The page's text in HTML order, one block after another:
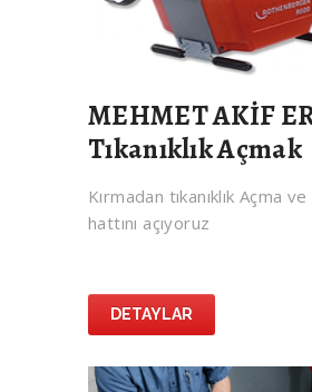
MEHMET AKİF
Tıkanıklık Açmak
Kırmadan tıkanıklık Açma
hattını açıyoruz
DETAYLAR